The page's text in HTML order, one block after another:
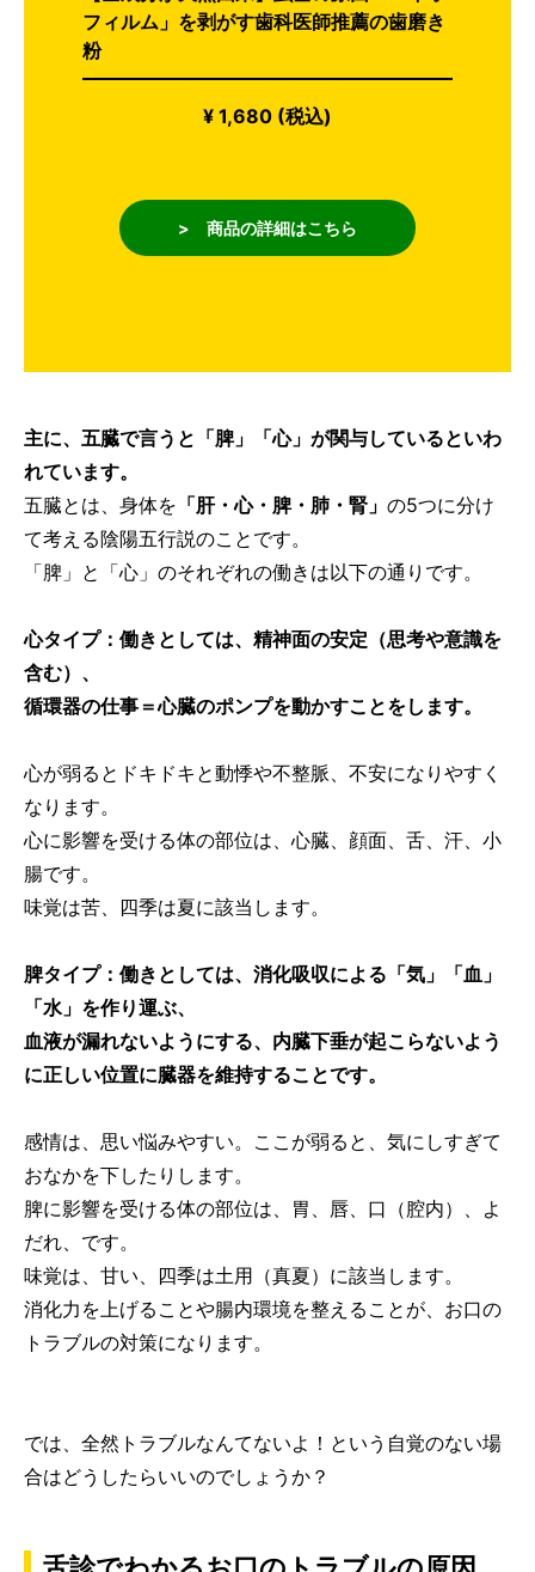
フィルム」を剥がす歯科医師推薦の歯磨き
粉
¥ 1,680 (税込)
> 商品の詳細はこちら
主に、五臓で言うと「脾」「心」が関与しているといわ
れています。
五臓とは、身体を 「肝・心・脾・肺・腎」 の5つに分け
て考える陰陽五行説のことです。
「脾」と「心」のそれぞれの働きは以下の通りです。
心タイプ：働きとしては、精神面の安定（思考や意識を
含む）、
循環器の仕事＝心臓のポンプを動かすことをします。
心が弱るとドキドキと動悸や不整脈、不安になりやすく
なります。
心に影響を受ける体の部位は、心臓、顔面、舌、汗、小
腸です。
味覚は苦、四季は夏に該当します。
脾タイプ：働きとしては、消化吸収による「気」「血」
「水」を作り運ぶ、
血液が漏れないようにする、内臓下垂が起こらないよう
に正しい位置に臓器を維持することです。
感情は、思い悩みやすい。ここが弱ると、気にしすぎて
おなかを下したりします。
脾に影響を受ける体の部位は、胃、唇、口（腔内）、よ
だれ、です。
味覚は、甘い、四季は土用（真夏）に該当します。
消化力を上げることや腸内環境を整えることが、お口の
トラブルの対策になります。
では、全然トラブルなんてないよ！という自覚のない場
合はどうしたらいいのでしょうか？